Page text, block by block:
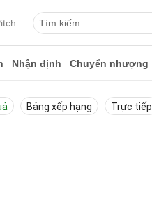
Nhận định Chuyển nhượng
Bảng xếp hạng Trực tiếp